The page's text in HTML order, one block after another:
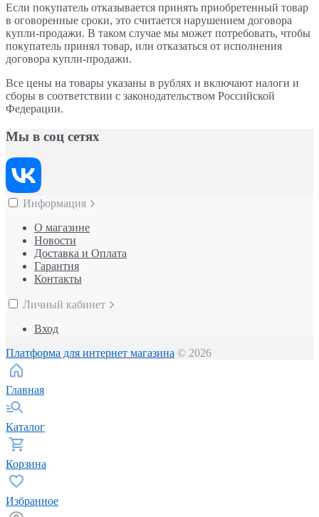
Если покупатель отказывается принять приобретенный товар
в оговоренные сроки, это считается нарушением договора
купли-продажи. В таком случае мы может потребовать, чтобы
покупатель принял товар, или отказаться от исполнения
договора купли-продажи.
Все цены на товары указаны в рублях и включают налоги и
сборы в соответствии с законодательством Российской
Федерации.
Мы в соц сетях
Информация
О магазине
Новости
Доставка и Оплата
Гарантия
Контакты
Личный кабинет
Вход
Платформа для интернет магазина © 2026
Главная
Каталог
Корзина
Избранное